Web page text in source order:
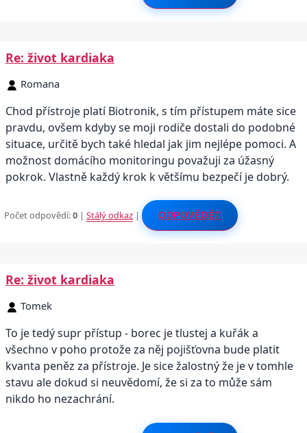
Re: život kardiaka
Romana
Chod přístroje platí Biotronik, s tím přístupem máte sice
pravdu, ovšem kdyby se moji rodiče dostali do podobné
situace, určitě bych také hledal jak jim nejlépe pomoci. A
možnost domácího monitoringu považuji za úžasný
pokrok. Vlastně každý krok k většímu bezpečí je dobrý.
Počet odpovědí:0 |Stálý odkaz | ODPOVĚDĚT
Re: život kardiaka
Tomek
To je tedý supr přístup - borec je tlustej a kuřák a
všechno v poho protože za něj pojišťovna bude platit
kvanta peněz za přístroje. Je sice žalostný že je v tomhle
stavu ale dokud si neuvědomí, že si za to může sám
nikdo ho nezachrání.